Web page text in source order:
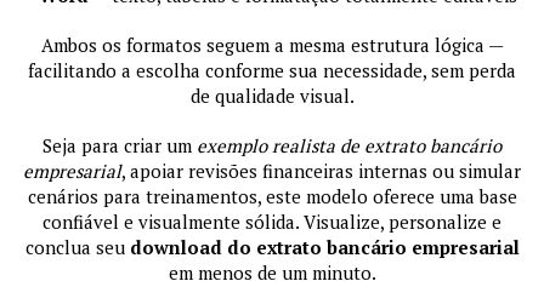
Ambos os formatos seguem a mesma estrutura lógica —
facilitando a escolha conforme sua necessidade, sem perda
de qualidade visual.
Seja para criar um exemplo realista de extrato bancário
empresarial, apoiar revisões financeiras internas ou simular
cenários para treinamentos, este modelo oferece uma base
confiável e visualmente sólida. Visualize, personalize e
conclua seu download do extrato bancário empresarial
em menos de um minuto.